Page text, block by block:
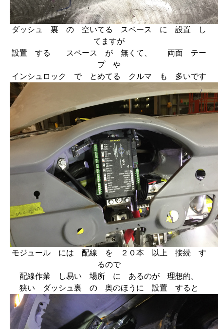
ダッシュ 裏 の 空いてる スペース に 設置 し
てますが
設置 する スペース が 無くて、 両面 テー
プ や
インシュロック で とめてる クルマ も 多いです
モジュール には 配線 を ２０本 以上 接続 す
るので
配線作業 し易い 場所 に あるのが 理想的。
狭い ダッシュ裏 の 奥のほうに 設置 すると